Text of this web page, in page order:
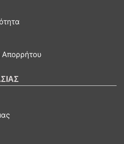
Απορρήτου